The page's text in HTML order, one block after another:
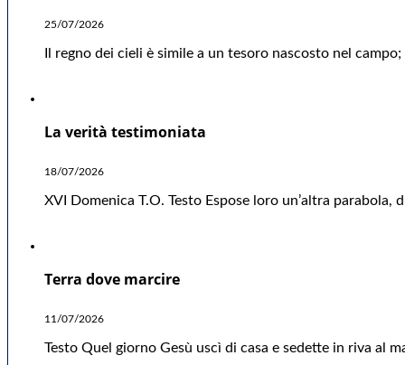
25/07/2026
Il regno dei cieli è simile a un tesoro nascosto nel
La verità testimoniata
18/07/2026
XVI Domenica T.O. Testo Espose loro un’altra
Terra dove marcire
11/07/2026
Testo Quel giorno Gesù uscì di casa e sedette in riva al